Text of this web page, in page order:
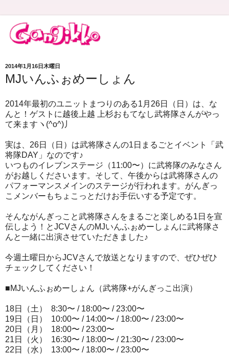
2014年1月16日木曜日
MJいんふぉめーしょん
2014年最初のユニットまつりのある1月26日（日）は、な
んと！ゲストに越後上越 上杉おもてなし武将隊さんがやっ
て来ますヽ(^o^)丿
実は、26日（日）は武将隊さんの1日まるごとイベント「武
将隊DAY」なのです♪
いつものイレブンステージ（11:00〜）に武将隊のみなさん
がお越しくださいます。そして、午後からは武将隊さんの
パフォーマンスメインのステージが行われます。がんぎっ
こメンバーもちょこっとだけお手伝いする予定です。
そんながんぎっこと武将隊さんをまるごと楽しめる1日を宣
伝しよう！とJCVさんのMJいんふぉめーしょんに武将隊さ
んと一緒に出演させていただきました♪
今週土曜日からJCVさんで放送となりますので、ぜひぜひ
チェックしてください！
■MJいんふぉめーしょん（武将隊+がんぎっこ出演）
18日（土） 8:30〜 / 18:00〜 / 23:00〜
19日（日） 10:00〜 / 14:00〜 / 18:00〜 / 23:00〜
20日（月） 18:00〜 / 23:00〜
21日（火） 16:30〜 / 18:00〜 / 21:30〜 / 23:00〜
22日（水） 13:00〜 / 18:00〜 / 23:00〜